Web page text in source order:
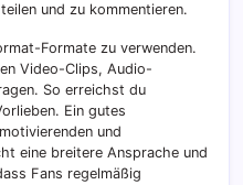
und zu kommentieren.
Formate zu verwenden.
Video-Clips, Audio-
So erreichst du
Ein gutes
und
eine breitere Ansprache und
Fans regelmäßig